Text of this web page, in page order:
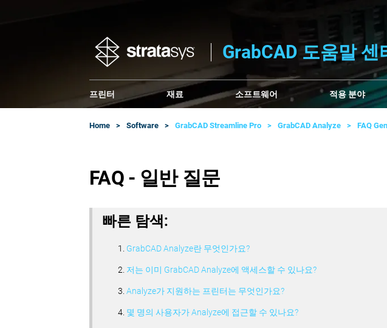
GrabCAD 도움말 센
프린터 재료 소프트웨어 적용 분야
Home Software GrabCAD Streamline Pro GrabCAD Analyze FAQ
FAQ - 일반 질문
빠른 탐색:
GrabCAD Analyze란 무엇인가요?
저는 이미 GrabCAD Analyze에 액세스할 수 있나요?
Analyze가 지원하는 프린터는 무엇인가요?
몇 명의 사용자가 Analyze에 접근할 수 있나요?